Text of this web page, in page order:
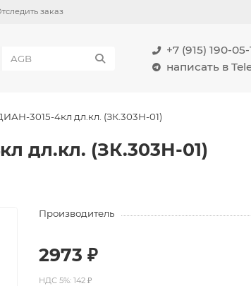
заказ
+7 (915) 190-05-
написать в
3015-4кл дл.кл. (ЗК.303Н-01)
дл.кл. (ЗК.303Н-01)
Производитель
2973 ₽
НДС 5%: 142 ₽